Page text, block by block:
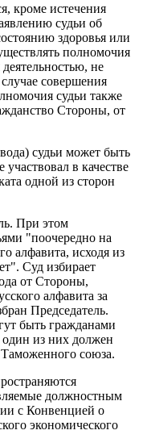
кроме истечения
судьи об
здоровья или
полномочия
деятельностью, не
совершения
судьи также
Стороны, от
судьи может быть
в качестве
одной из сторон
При этом
"поочередно на
алфавита, исходя из
Суд избирает
от Стороны,
алфавита за
Председатель.
быть гражданами
из них должен
союза.
должностным
с Конвенцией о
экономического